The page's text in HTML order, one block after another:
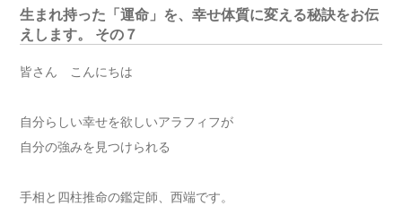
生まれ持った「運命」を、幸せ体質に変える秘訣をお伝
えします。 その７
皆さん こんにちは
自分らしい幸せを欲しいアラフィフが
自分の強みを見つけられる
手相と四柱推命の鑑定師、西端です。